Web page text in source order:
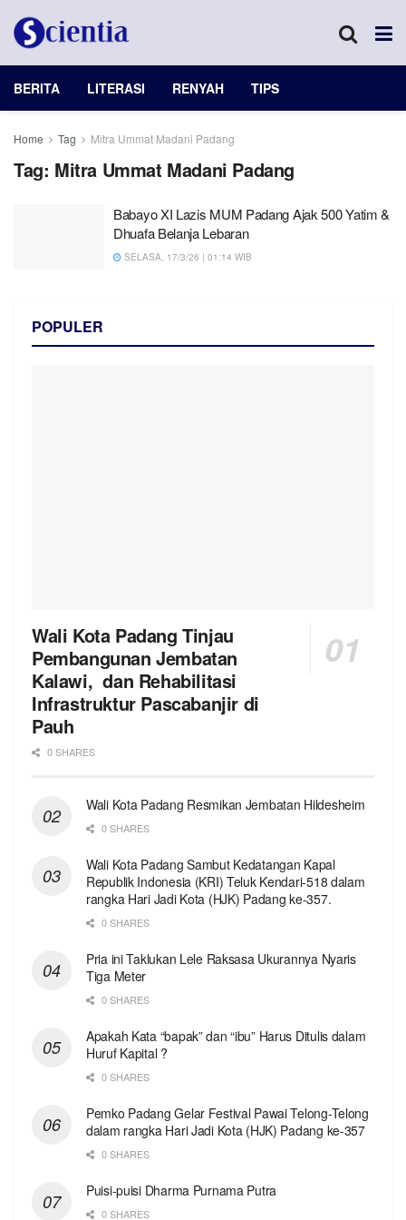
BERITA LITERASI RENYAH TIPS
Home Tag Mitra Ummat Madani Padang
Tag: Mitra Ummat Madani Padang
Babayo XI Lazis MUM Padang Ajak 500 Yatim &
Dhuafa Belanja Lebaran
SELASA, 17/3/26 | 01:14 WIB
POPULER
Wali Kota Padang Tinjau
Pembangunan Jembatan
Kalawi, dan Rehabilitasi
Infrastruktur Pascabanjir di
Pauh
0 SHARES
Wali Kota Padang Resmikan Jembatan Hildesheim
0 SHARES
Wali Kota Padang Sambut Kedatangan Kapal
Republik Indonesia (KRI) Teluk Kendari-518 dalam
rangka Hari Jadi Kota (HJK) Padang ke-357.
0 SHARES
Pria ini Taklukan Lele Raksasa Ukurannya Nyaris
Tiga Meter
0 SHARES
Apakah Kata “bapak” dan “ibu” Harus Ditulis dalam
Huruf Kapital ?
0 SHARES
Pemko Padang Gelar Festival Pawai Telong-Telong
dalam rangka Hari Jadi Kota (HJK) Padang ke-357
0 SHARES
Puisi-puisi Dharma Purnama Putra
0 SHARES